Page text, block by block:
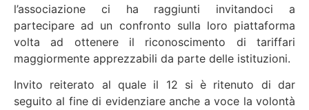
l’associazione ci ha raggiunti invitandoci a
partecipare ad un confronto sulla loro piattaforma
volta ad ottenere il riconoscimento di tariffari
maggiormente apprezzabili da parte delle istituzioni.
Invito reiterato al quale il 12 si è ritenuto di dar
seguito al fine di evidenziare anche a voce la volontà